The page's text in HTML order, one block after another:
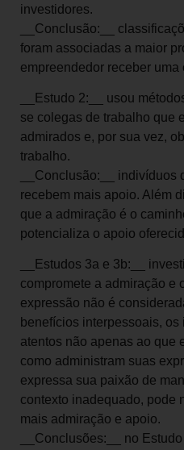
investidores.
__Conclusão:__
foram associadas a maior
empreendedor receber uma
__Estudo 2:__ usou
se colegas de trabalho que
admirados e, por sua vez,
trabalho.
__Conclusão:__ indivíduos
recebem mais apoio. Além
que a admiração é o
potencializa o apoio
__Estudos 3a e 3b:__
compromete a admiração e
expressão não é
benefícios interpessoais,
atentos não apenas ao que
como administram suas
expressa sua paixão de
contexto inadequado, pode
mais admiração e apoio.
__Conclusões:__ no